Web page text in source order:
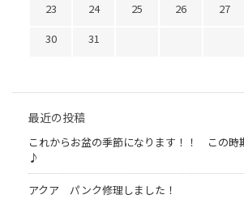
23
24 25 26 27
30
31
最近の投稿
これからお盆の季節になります！！ この時
♪
アクア パンク修理しました！